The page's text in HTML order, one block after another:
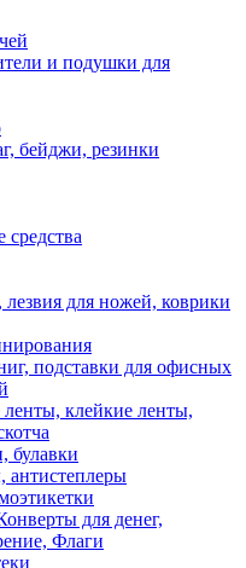
и подушки для
бейджи, резинки
для ножей, коврики
подставки для офисных
клейкие ленты,
булавки
антистеплеры
для денег,
Флаги